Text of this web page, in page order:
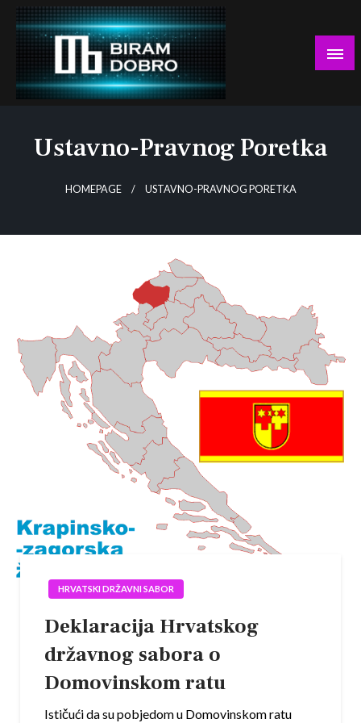
Skip
content
Ustavno-Pravnog Poretka
HOMEPAGE USTAVNO-PRAVNOG PORETKA
HRVATSKI DRŽAVNI SABOR
Deklaracija Hrvatskog
državnog sabora o
Domovinskom ratu
Ističući da su pobjedom u Domovinskom ratu